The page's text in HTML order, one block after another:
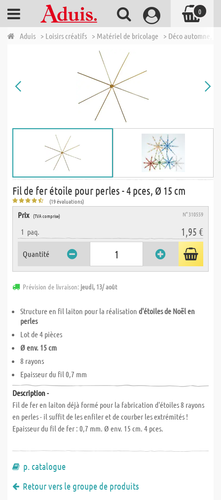
Aduis > Loisirs créatifs > Matériel de bricolage > Déco automne,
Fil de fer étoile pour perles - 4 pces, Ø 15 cm
(19 évaluations)
Prix (TVA comprise) N° 310559
1 paq. 1,95 €
Quantité
Prévision de livraison: jeudi, 13/ août
Structure en fil laiton pour la réalisation d'étoiles de Noël en
perles
Lot de 4 pièces
Ø env. 15 cm
8 rayons
Epaisseur du fil 0,7 mm
Description -
Fil de fer en laiton déjà formé pour la fabrication d'étoiles 8 rayons
en perles - il suffit de les enfiler et de courber les extrémités !
Epaisseur du fil de fer : 0,7 mm. Ø env. 15 cm. 4 pces.
p. catalogue
Retour vers le groupe de produits
0